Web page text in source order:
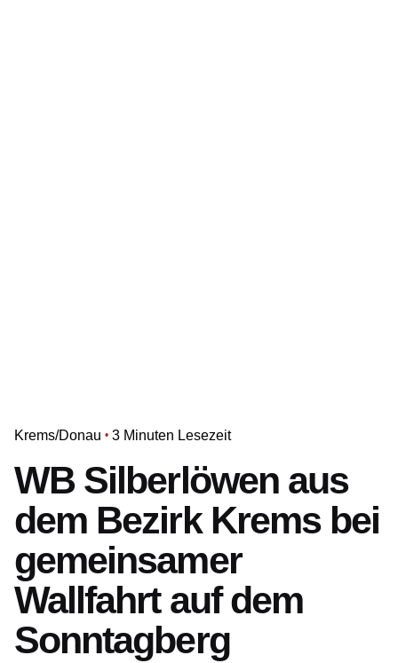
Krems/Donau 3 Minuten Lesezeit
WB Silberlöwen aus
dem Bezirk Krems bei
gemeinsamer
Wallfahrt auf dem
Sonntagberg